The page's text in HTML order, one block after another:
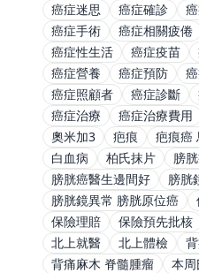
癌症迷思
癌症確診
癌症手術
癌症相關疲倦
癌症性生活
癌症疫苗
癌症營養
癌症預防
癌症照顧者
癌症診斷
癌症治療
癌症治療費用
奧米加3
疤痕
疤痕癌
白血病
柏氏抹片
膀
膀胱癌醫生邊間好
膀胱
膀胱鏡異常 膀胱原位癌
保險理賠
保險預先批核
北上就醫
北上體檢
背痛麻木 脊髓腫瘤
本周